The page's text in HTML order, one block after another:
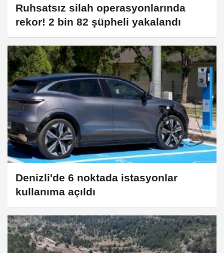
Ruhsatsız silah operasyonlarında
rekor! 2 bin 82 şüpheli yakalandı
Denizli'de 6 noktada istasyonlar
kullanıma açıldı